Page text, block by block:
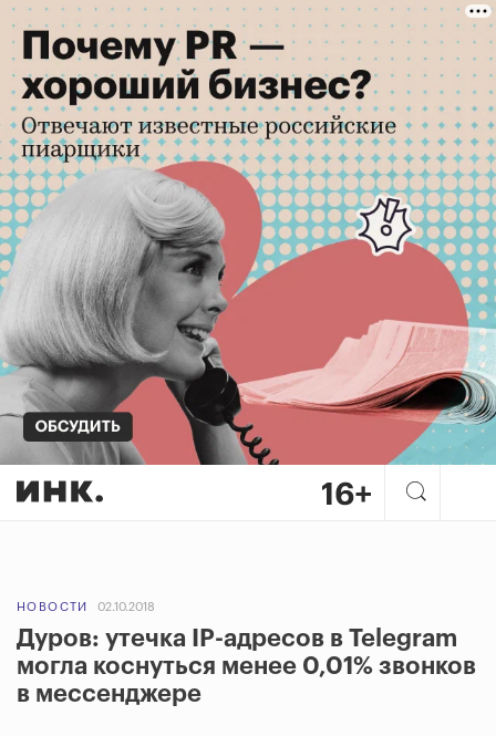
НОВОСТИ 02.10.2018
Дуров: утечка IP-адресов в Telegram
могла коснуться менее 0,01% звонков
в мессенджере